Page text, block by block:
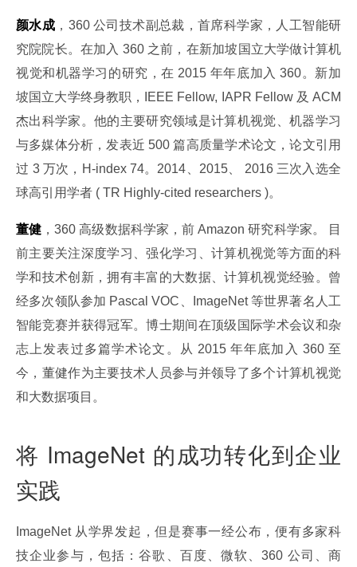
颜水成 ，360 公司技术副总裁，首席科学家，人工智能研
究院院长。在加入 360 之前，在新加坡国立大学做计算机
视觉和机器学习的研究，在 2015 年年底加入 360。新加
坡国立大学终身教职，IEEE Fellow, IAPR Fellow 及 ACM
杰出科学家。他的主要研究领域是计算机视觉、机器学习
与多媒体分析，发表近 500 篇高质量学术论文，论文引用
过 3 万次，H-index 74。2014、2015、 2016 三次入选全
球高引用学者 ( TR Highly-cited researchers )。
董健 ，360 高级数据科学家，前 Amazon 研究科学家。 目
前主要关注深度学习、强化学习、计算机视觉等方面的科
学和技术创新，拥有丰富的大数据、计算机视觉经验。曾
经多次领队参加 Pascal VOC、ImageNet 等世界著名人工
智能竞赛并获得冠军。博士期间在顶级国际学术会议和杂
志上发表过多篇学术论文。从 2015 年年底加入 360 至
今，董健作为主要技术人员参与并领导了多个计算机视觉
和大数据项目。
将 ImageNet 的成功转化到企业
实践
ImageNet 从学界发起，但是赛事一经公布，便有多家科
技企业参与，包括：谷歌、百度、微软、360 公司、商